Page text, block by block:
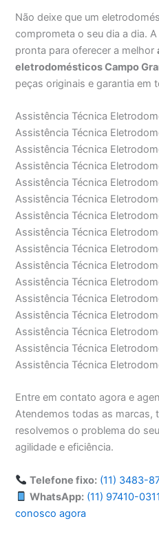
Não deixe que um
comprometa o seu dia a dia. A
pronta para oferecer a melhor
eletrodomésticos Campo
peças originais e garantia em
Assistência Técnica
Assistência Técnica
Assistência Técnica
Assistência Técnica
Assistência Técnica
Assistência Técnica
Assistência Técnica
Assistência Técnica
Assistência Técnica
Assistência Técnica
Assistência Técnica
Assistência Técnica
Assistência Técnica
Assistência Técnica
Assistência Técnica
Assistência Técnica
Entre em contato agora e
Atendemos todas as marcas,
resolvemos o problema do
agilidade e eficiência.
Telefone fixo: (11) 3483-
WhatsApp: (11) 97410-
conosco agora